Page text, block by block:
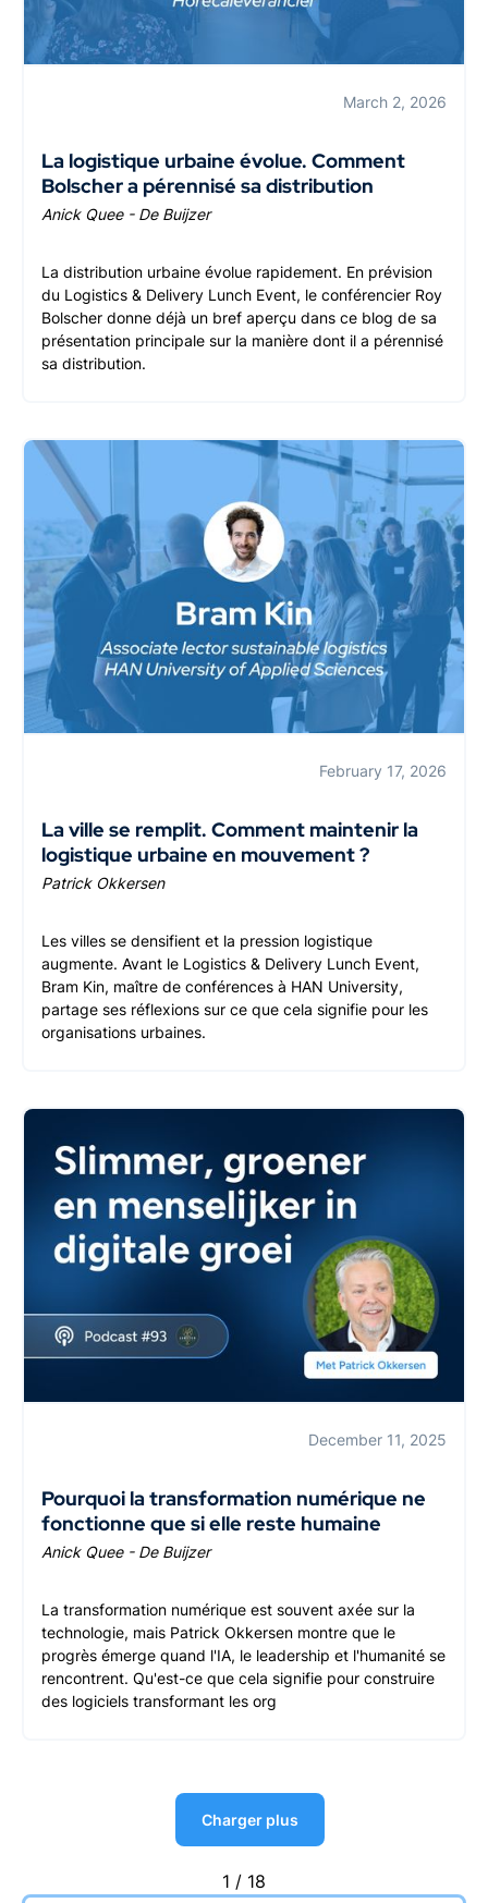
March 2, 2026
La logistique urbaine évolue. Comment
Bolscher a pérennisé sa distribution
Anick Quee - De Buijzer
La distribution urbaine évolue rapidement. En prévision
du Logistics & Delivery Lunch Event, le conférencier Roy
Bolscher donne déjà un bref aperçu dans ce blog de sa
présentation principale sur la manière dont il a pérennisé
sa distribution.
February 17, 2026
La ville se remplit. Comment maintenir la
logistique urbaine en mouvement ?
Patrick Okkersen
Les villes se densifient et la pression logistique
augmente. Avant le Logistics & Delivery Lunch Event,
Bram Kin, maître de conférences à HAN University,
partage ses réflexions sur ce que cela signifie pour les
organisations urbaines.
December 11, 2025
Pourquoi la transformation numérique ne
fonctionne que si elle reste humaine
Anick Quee - De Buijzer
La transformation numérique est souvent axée sur la
technologie, mais Patrick Okkersen montre que le
progrès émerge quand l'IA, le leadership et l'humanité se
rencontrent. Qu'est-ce que cela signifie pour construire
des logiciels transformant les org
Charger plus
1 / 18